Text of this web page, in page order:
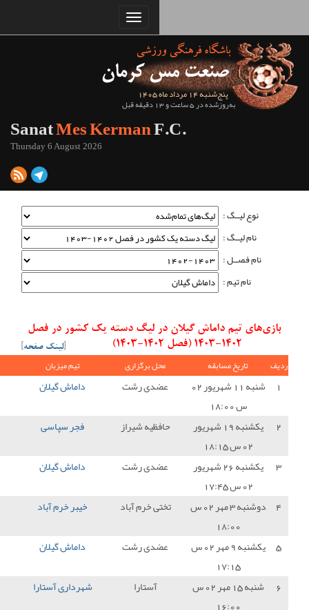
Sanat
لیگ دسته یک کشور در فصل
لینک صفحه]
برگزاری تیم میزبان نتیجه تیم میهمان
رشت داماش گیلان 1 - 2 مس کرمان
شیراز فجر سپاسی 2 - 0 داماش گیلان
رشت داماش گیلان 0 - 0 استقلال ملاثانی
خرم آباد خیبر خرم آباد 3 - 0 داماش گیلان
رشت داماش گیلان 1 - 1 دریا بابل
شهرداری آستارا 1 - 0 داماش گیلان